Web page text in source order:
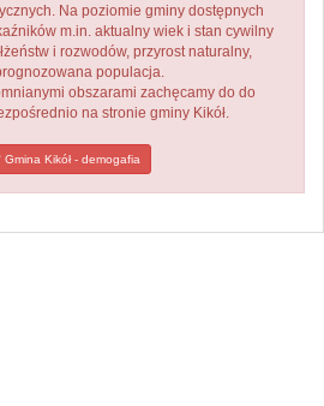
Na poziomie gminy dostępnych
m.in. aktualny wiek i stan cywilny
i rozwodów, przyrost naturalny,
populacja.
obszarami zachęcamy do do
na stronie gminy Kikół.
Gmina Kikół - demogafia